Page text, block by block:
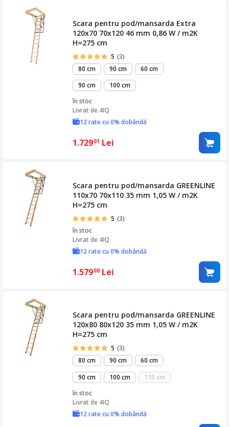
Scara pentru pod/mansarda Extra
120x70 70x120 46 mm 0,86 W / m2K
H=275 cm
5 (3)
80 cm
90 cm
60 cm
90 cm
100 cm
în stoc
Livrat de 4IQ
12 rate cu 0% dobândă
1.72901 Lei
Scara pentru pod/mansarda GREENLINE
110x70 70x110 35 mm 1,05 W / m2K
H=275 cm
5 (3)
în stoc
Livrat de 4IQ
12 rate cu 0% dobândă
1.57900 Lei
Scara pentru pod/mansarda GREENLINE
120x80 80x120 35 mm 1,05 W / m2K
H=275 cm
5 (3)
80 cm
90 cm
60 cm
90 cm
100 cm
110 cm
în stoc
Livrat de 4IQ
12 rate cu 0% dobândă